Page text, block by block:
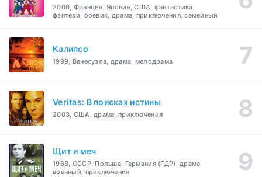
2000, Франция, Япония, США, фантастика,
фэнтези, боевик, драма, приключения, семейный
Калипсо
1999, Венесуэла, драма, мелодрама
Veritas: В поисках истины
2003, США, драма, приключения
Щит и меч
1968, СССР, Польша, Германия (ГДР), драма,
военный, приключения